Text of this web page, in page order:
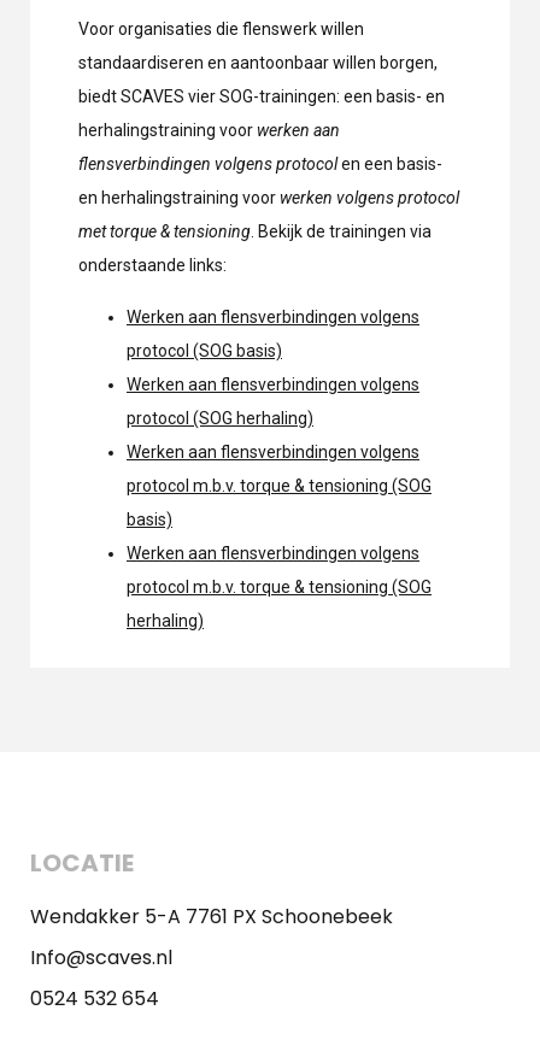
Voor organisaties die flenswerk willen
standaardiseren en aantoonbaar willen borgen,
biedt SCAVES vier SOG-trainingen: een basis- en
herhalingstraining voor werken aan
flensverbindingen volgens protocolen een basis-
en herhalingstraining voor werken volgens protocol
met torque & tensioning. Bekijk de trainingen via
onderstaande links:
Werken aan flensverbindingen volgens
protocol (SOG basis)
Werken aan flensverbindingen volgens
protocol (SOG herhaling)
Werken aan flensverbindingen volgens
protocol m.b.v. torque & tensioning (SOG
basis)
Werken aan flensverbindingen volgens
protocol m.b.v. torque & tensioning (SOG
herhaling)
LOCATIE
Wendakker 5-A 7761 PX Schoonebeek
Info@scaves.nl
0524 532 654